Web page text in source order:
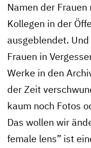
Namen der
Kollegen in der
ausgeblendet.
Frauen in
Werke in den
der Zeit
kaum noch Fotos
Das wollen wir
female lens” ist